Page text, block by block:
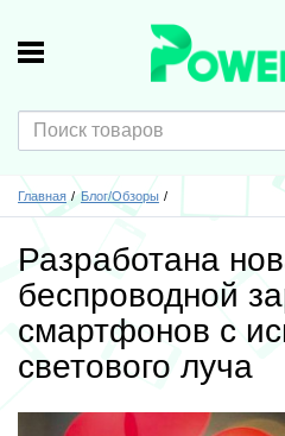
Главная Блог/Обзоры
Разработана
беспроводной
смартфонов с
светового луча